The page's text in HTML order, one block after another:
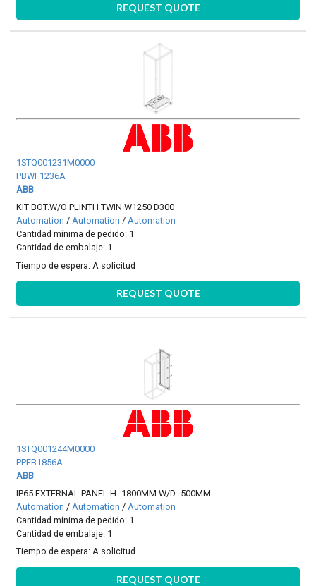
REQUEST QUOTE
1STQ001231M0000
PBWF1236A
ABB
KIT BOT.W/O PLINTH TWIN W1250 D300
Automation /Automation /Automation
Cantidad mínima de pedido: 1
Cantidad de embalaje: 1
Tiempo de espera: A solicitud
REQUEST QUOTE
1STQ001244M0000
PPEB1856A
ABB
IP65 EXTERNAL PANEL H=1800MM W/D=500MM
Automation / Automation / Automation
Cantidad mínima de pedido: 1
Cantidad de embalaje: 1
Tiempo de espera:A solicitud
REQUEST QUOTE